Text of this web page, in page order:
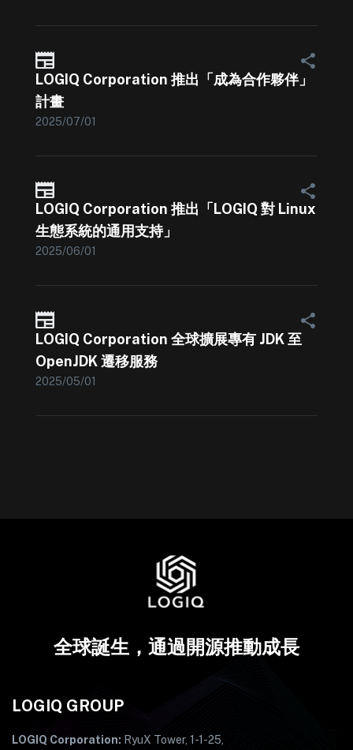
LOGIQ Corporation 推出「成為合作夥伴」
計畫
2025/07/01
LOGIQ Corporation 推出「LOGIQ 對 Linux
生態系統的通用支持」
2025/06/01
LOGIQ Corporation 全球擴展專有 JDK 至
OpenJDK 遷移服務
2025/05/01
全球誕生，通過開源推動成長
LOGIQ GROUP
LOGIQ Corporation: RyuX Tower, 1-1-25,